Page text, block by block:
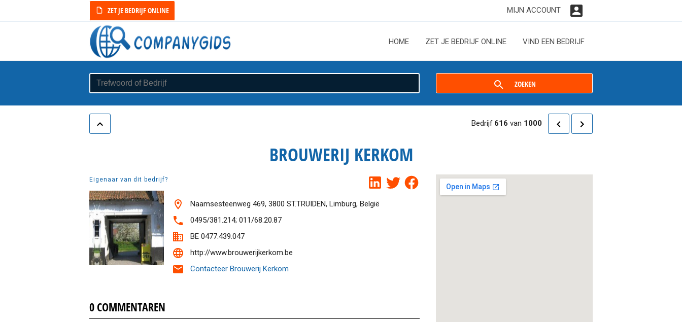
ZET JE BEDRIJF ONLINE MIJN ACCOUNT
HOME ZET JE BEDRIJF ONLINE VIND EEN BEDRIJF
ZOEKEN
Bedrijf 616 van 1000
BROUWERIJ KERKOM
Eigenaar van dit bedrijf?
Naamsesteenweg 469, 3800 ST.TRUIDEN, Limburg, België
0495/381.214; 011/68.20.87
BE 0477.439.047
http://www.brouwerijkerkom.be
Contacteer Brouwerij Kerkom
0 COMMENTAREN